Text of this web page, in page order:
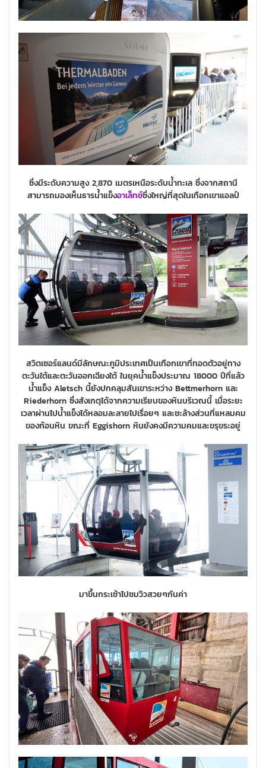
ซึ่งมีระดับความสูง 2,870 เมตรเหนือระดับน้ำทะเล ซึ่งจากสถานี
สามารถมองเห็นธารน้ำแข็งอาเล็ทช์ซึ่งใหญ่ที่สุดในเทือกเขาแอลป์
สวิตเซอร์แลนด์มีลักษณะภูมิประเทศเป็นเทือกเขาที่ทอดตัวอยู่ทาง
ตะวันใต้และตะวันออกเฉียงใต้ ในยุคน้ำแข็งประมาณ 18000 ปีที่แล้ว
น้ำแข็ง Aletsch นี้ยังปกคลุมสันเขาระหว่าง Bettmerhorn และ
Riederhorn ซึ่งสังเกตุได้จากความเรียบของหินบริเวณนี้ เมื่อระยะ
เวลาผ่านไปน้ำแข็งได้หลอมละลายไปเรื่อยๆ และชะล้างส่วนที่แหลมคม
ของก้อนหิน ขณะที่ Eggishorn หินยังคงมีความคมและขรุขระอยู่
มาขึ้นกระเช้าไปชมวิวสวยๆกันค่า